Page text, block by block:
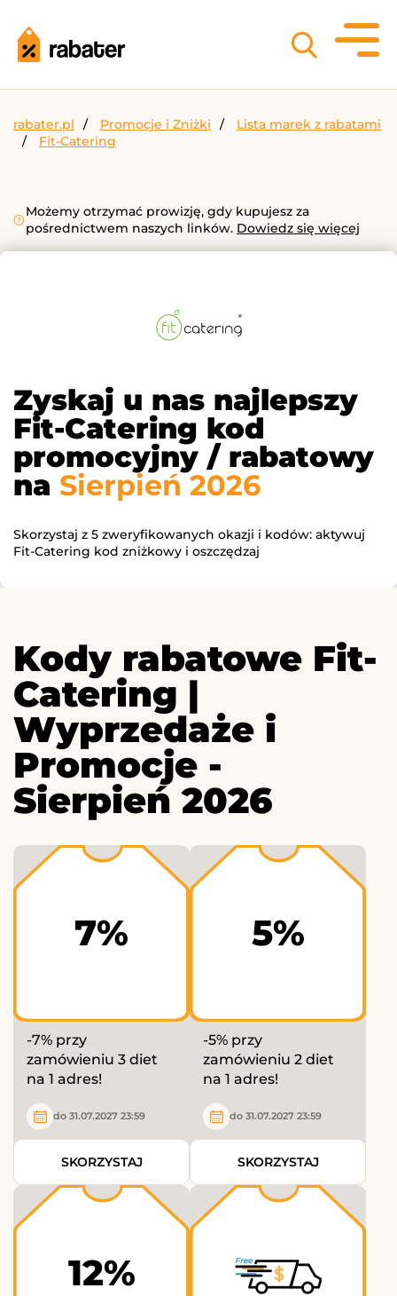
rabater.pl Promocje i Zniżki
Lista marek z rabatami
Fit-Catering
Możemy otrzymać prowizję, gdy kupujesz za
pośrednictwem naszych linków. Dowiedz się więcej
Zyskaj u nas najlepszy
Fit-Catering kod
promocyjny / rabatowy
na Sierpień 2026
Skorzystaj z 5 zweryfikowanych okazji i kodów: aktywuj
Fit-Catering kod zniżkowy i oszczędzaj
Kody rabatowe Fit-
Catering |
Wyprzedaże i
Promocje -
Sierpień 2026
7%
-7% przy
zamówieniu 3 diet
na 1 adres!
do 31.07.2027 23:59
SKORZYSTAJ
5%
-5% przy
zamówieniu 2 diet
na 1 adres!
do 31.07.2027 23:59
SKORZYSTAJ
12%